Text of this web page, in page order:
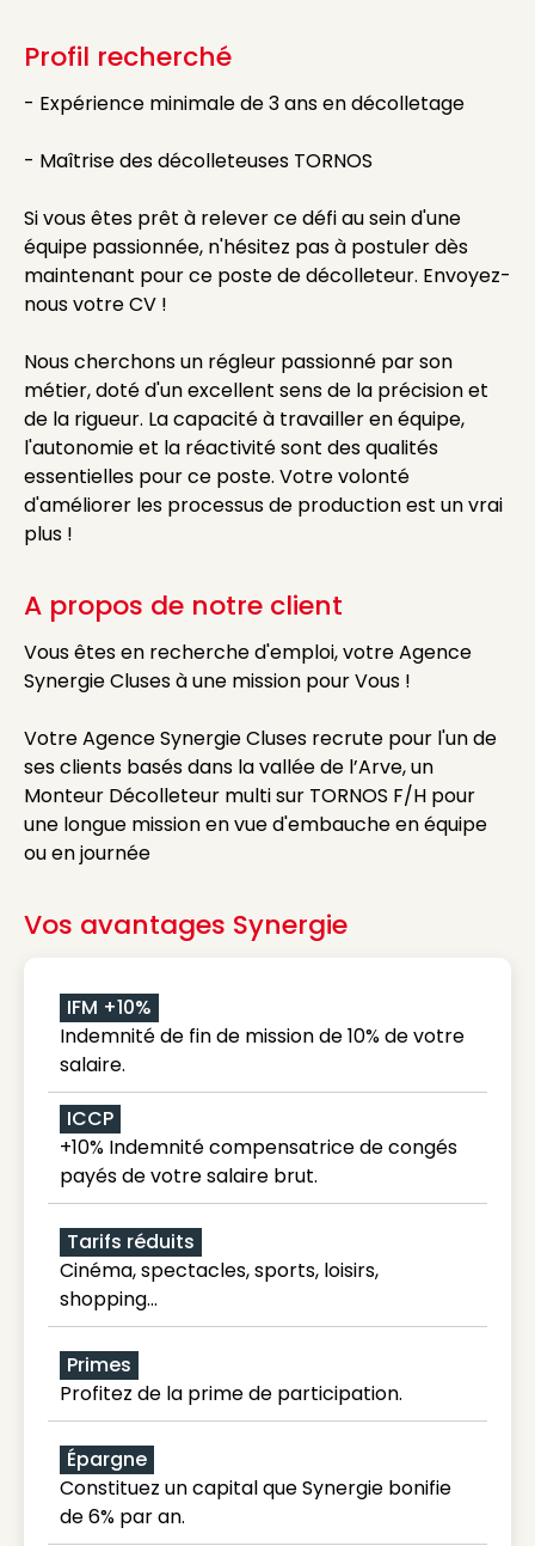
Profil recherché
- Expérience minimale de 3 ans en décolletage
- Maîtrise des décolleteuses TORNOS
Si vous êtes prêt à relever ce défi au sein d'une
équipe passionnée, n'hésitez pas à postuler dès
maintenant pour ce poste de décolleteur. Envoyez-
nous votre CV !
Nous cherchons un régleur passionné par son
métier, doté d'un excellent sens de la précision et
de la rigueur. La capacité à travailler en équipe,
l'autonomie et la réactivité sont des qualités
essentielles pour ce poste. Votre volonté
d'améliorer les processus de production est un vrai
plus !
A propos de notre client
Vous êtes en recherche d'emploi, votre Agence
Synergie Cluses à une mission pour Vous !
Votre Agence Synergie Cluses recrute pour l'un de
ses clients basés dans la vallée de l’Arve, un
Monteur Décolleteur multi sur TORNOS F/H pour
une longue mission en vue d'embauche en équipe
ou en journée
Vos avantages Synergie
IFM +10%
Indemnité de fin de mission de 10% de votre
salaire.
ICCP
+10% Indemnité compensatrice de congés
payés de votre salaire brut.
Tarifs réduits
Cinéma, spectacles, sports, loisirs,
shopping...
Primes
Profitez de la prime de participation.
Épargne
Constituez un capital que Synergie bonifie
de 6% par an.